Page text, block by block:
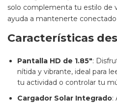
solo complementa tu estilo de
ayuda a mantenerte
Características
Pantalla HD de 1.85":
nítida y vibrante, ideal para
tu actividad o controlar tu
Cargador Solar Integrado: